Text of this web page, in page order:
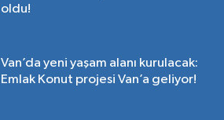
oldu!
Van’da yeni yaşam alanı kurulacak:
Emlak Konut projesi Van’a geliyor!